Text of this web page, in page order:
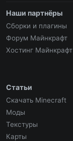
Наши партнёры
Сборки и плагины
Форум Майнкрафт
Хостинг Майнкрафт
Статьи
Скачать Minecraft
Моды
Текстуры
Карты